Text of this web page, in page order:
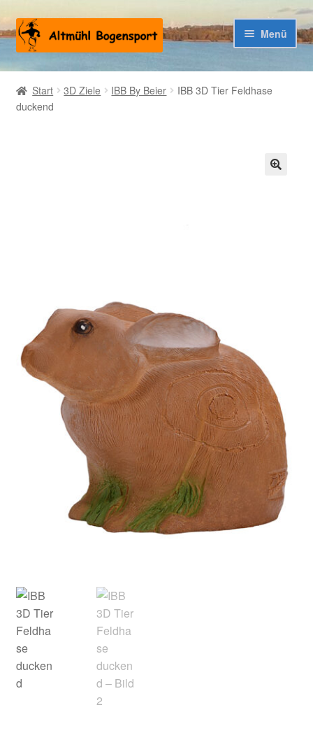
Zur
Navigation
springen
Zum
Inhalt
springen
Menü
Warenkorb
Kasse
Start 3D Ziele IBB By Beier
IBB 3D Tier Feldhase
duckend